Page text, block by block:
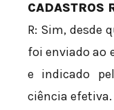
CADASTROS
R: Sim, desde
foi enviado ao
e indicado
ciência